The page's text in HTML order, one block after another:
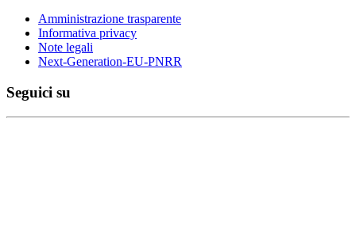
Amministrazione trasparente
Informativa privacy
Note legali
Next-Generation-EU-PNRR
Seguici su